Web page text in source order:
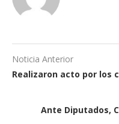
Noticia Anterior
Realizaron acto por los
Ante Diputados,